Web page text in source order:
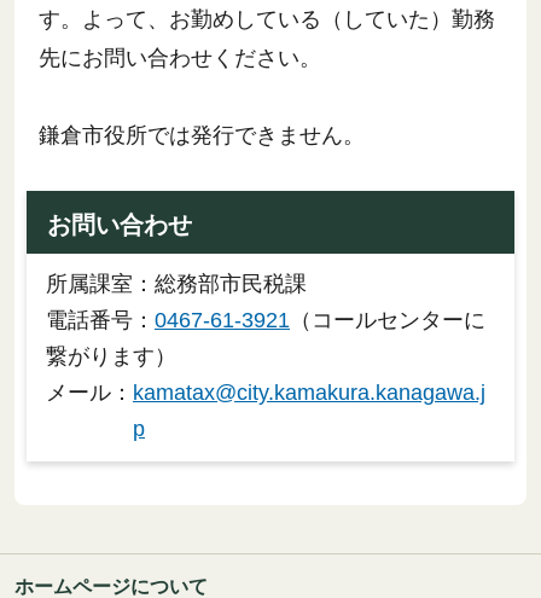
す。よって、お勤めしている（していた）勤務
先にお問い合わせください。
鎌倉市役所では発行できません。
お問い合わせ
所属課室：総務部市民税課
電話番号： 0467-61-3921 （コールセンターに
繋がります）
メール： kamatax@city.kamakura.kanagawa.j
p
ホームページについて